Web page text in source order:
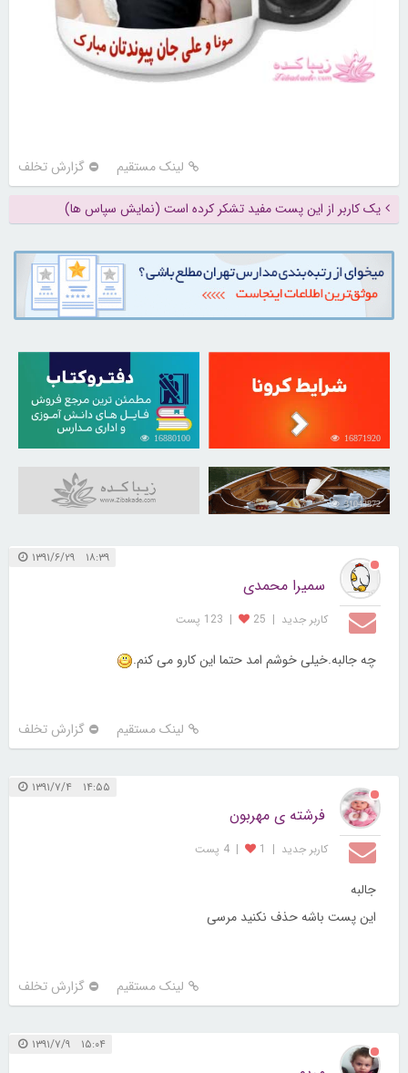
لینک مستقیم گزارش تخلف
یک کاربر از این پست مفید تشکر کرده است (نمایش سپاس ها)
16871920
16880100
31043872
۱۸:۳۹ ۱۳۹۱/۶/۲۹
سمیرا محمدی
کاربر جديد |
25
| 123 پست
چه جالبه.خیلی خوشم امد حتما این کارو می کنم.
لینک مستقیم گزارش تخلف
۱۴:۵۵ ۱۳۹۱/۷/۴
فرشته ی مهربون
کاربر جديد |
1
| 4 پست
جالبه
این پست باشه حذف نکنید مرسی
لینک مستقیم گزارش تخلف
۱۵:۰۴ ۱۳۹۱/۷/۹